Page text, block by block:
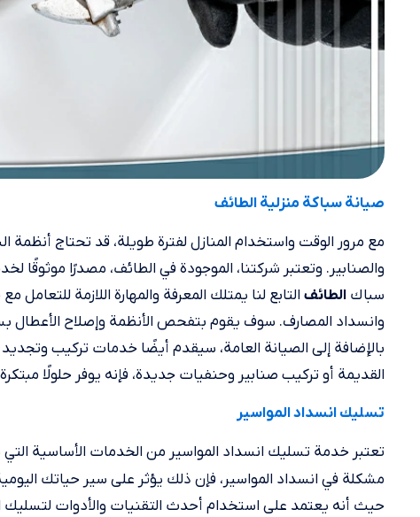
صيانة سباكة منزلية الطائف
مع مرور الوقت واستخدام المنازل لفترة طويلة، قد تحتاج أنظمة
والصنابير. وتعتبر شركتنا، الموجودة في الطائف، مصدرًا موثوقًا
سباك الطائف التابع لنا يمتلك المعرفة والمهارة اللازمة
وانسداد المصارف. سوف يقوم بتفحص الأنظمة وإصلاح الأعطال
بالإضافة إلى الصيانة العامة، سيقدم أيضًا خدمات تركيب
القديمة أو تركيب صنابير وحنفيات جديدة، فإنه يوفر حلولًا
تسليك انسداد المواسير
تعتبر خدمة تسليك انسداد المواسير من الخدمات الأساسية التي
مشكلة في انسداد المواسير، فإن ذلك يؤثر على سير حياتك
حيث أنه يعتمد على استخدام أحدث التقنيات والأدوات لتسليك